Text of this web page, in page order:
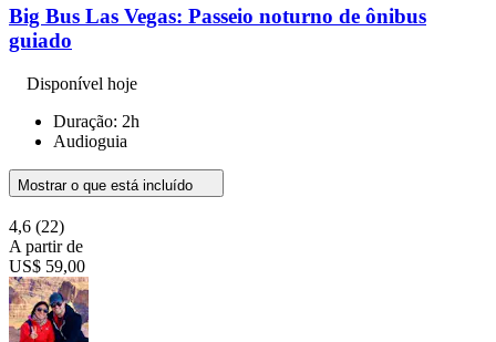
Big Bus Las Vegas: Passeio noturno de ônibus
guiado
Disponível hoje
Duração: 2h
Audioguia
Mostrar o que está incluído
4,6 (22)
A partir de
US$ 59,00